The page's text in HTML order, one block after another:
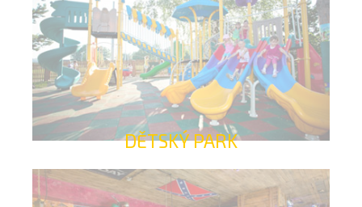
DĚTSKÝ PARK